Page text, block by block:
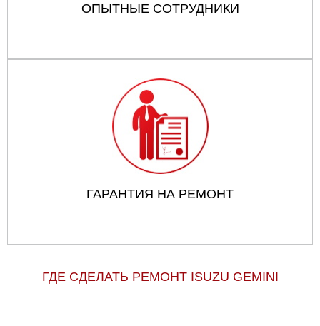
ОПЫТНЫЕ СОТРУДНИКИ
ГАРАНТИЯ НА РЕМОНТ
ГДЕ СДЕЛАТЬ РЕМОНТ ISUZU GEMINI